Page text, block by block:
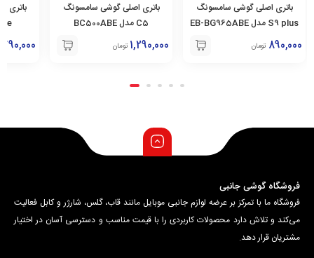
باتری اصلی گوشی سامسونگ
S9 plus مدل EB-BG965ABE
890,000 تومان
باتری اصلی گوشی سامسونگ
C5 مدل BC500ABE
1,290,000 تومان
باتری
790,000
فروشگاه گوشی جانبی
فروشگاه ما با تمرکز بر عرضه لوازم جانبی موبایل مانند قاب، گلس، شارژر و کابل فعالیت
می‌کند و تلاش دارد محصولات کاربردی را با قیمت مناسب و دسترسی آسان در اختیار
مشتریان قرار دهد.